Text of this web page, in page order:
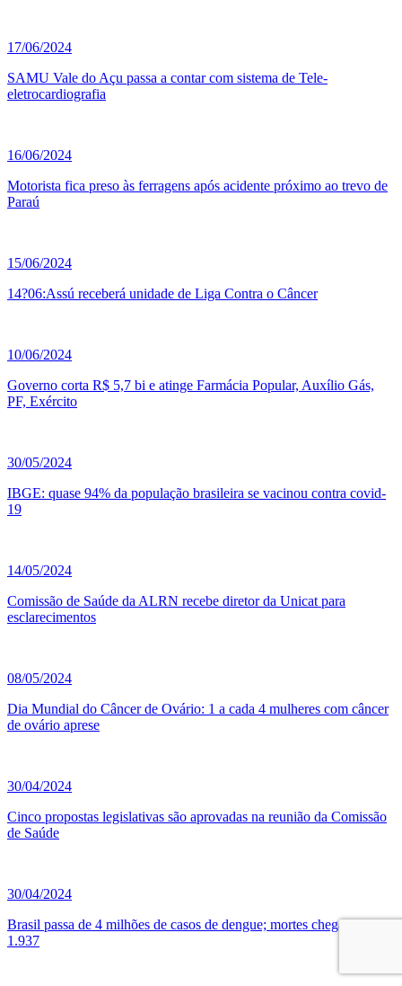
17/06/2024
SAMU Vale do Açu passa a contar com sistema de Tele-
eletrocardiografia
16/06/2024
Motorista fica preso às ferragens após acidente próximo ao trevo de
Paraú
15/06/2024
14?06:Assú receberá unidade de Liga Contra o Câncer
10/06/2024
Governo corta R$ 5,7 bi e atinge Farmácia Popular, Auxílio Gás,
PF, Exército
30/05/2024
IBGE: quase 94% da população brasileira se vacinou contra covid-
19
14/05/2024
Comissão de Saúde da ALRN recebe diretor da Unicat para
esclarecimentos
08/05/2024
Dia Mundial do Câncer de Ovário: 1 a cada 4 mulheres com câncer
de ovário aprese
30/04/2024
Cinco propostas legislativas são aprovadas na reunião da Comissão
de Saúde
30/04/2024
Brasil passa de 4 milhões de casos de dengue; mortes chegam a
1.937